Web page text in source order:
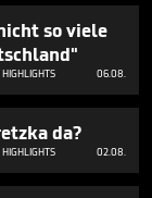
so viele
06.08.
da?
02.08.